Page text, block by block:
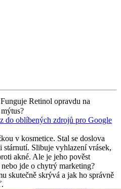
Retinol opravdu na
do oblíbených zdrojů pro Google
v kosmetice. Stal se doslova
Slibuje vyhlazení vrásek,
akné. Ale je jeho pověst
jde o chytrý marketing?
skutečně skrývá a jak ho správně